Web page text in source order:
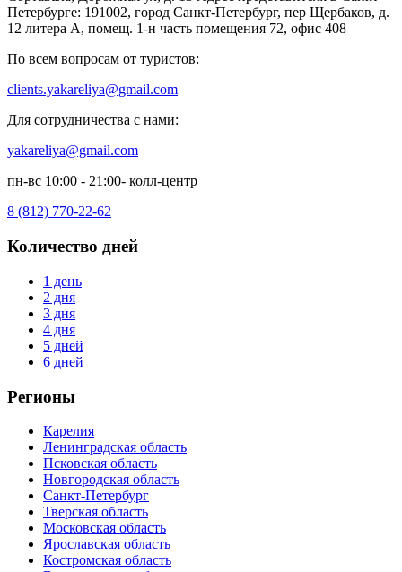
Петербурге: 191002, город Санкт-Петербург, пер Щербаков, д.
12 литера А, помещ. 1-н часть помещения 72, офис 408
По всем вопросам от туристов:
clients.yakareliya@gmail.com
Для сотрудничества с нами:
yakareliya@gmail.com
пн-вс 10:00 - 21:00- колл-центр
8 (812) 770-22-62
Количество дней
1 день
2 дня
3 дня
4 дня
5 дней
6 дней
Регионы
Карелия
Ленинградская область
Псковская область
Новгородская область
Санкт-Петербург
Тверская область
Московская область
Ярославская область
Костромская область